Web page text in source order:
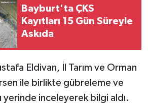
Bayburt'ta ÇKS
Kayıtları 15 Gün Süreyle
Askıda
Eldivan, İl Tarım ve Orman
ile birlikte gübreleme ve
yerinde inceleyerek bilgi aldı.